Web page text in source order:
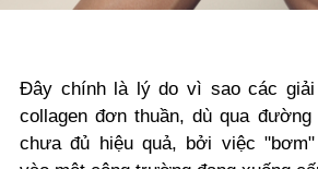
Đây chính là lý do vì sao các giải
collagen đơn thuần, dù qua
chưa đủ hiệu quả, bởi việc